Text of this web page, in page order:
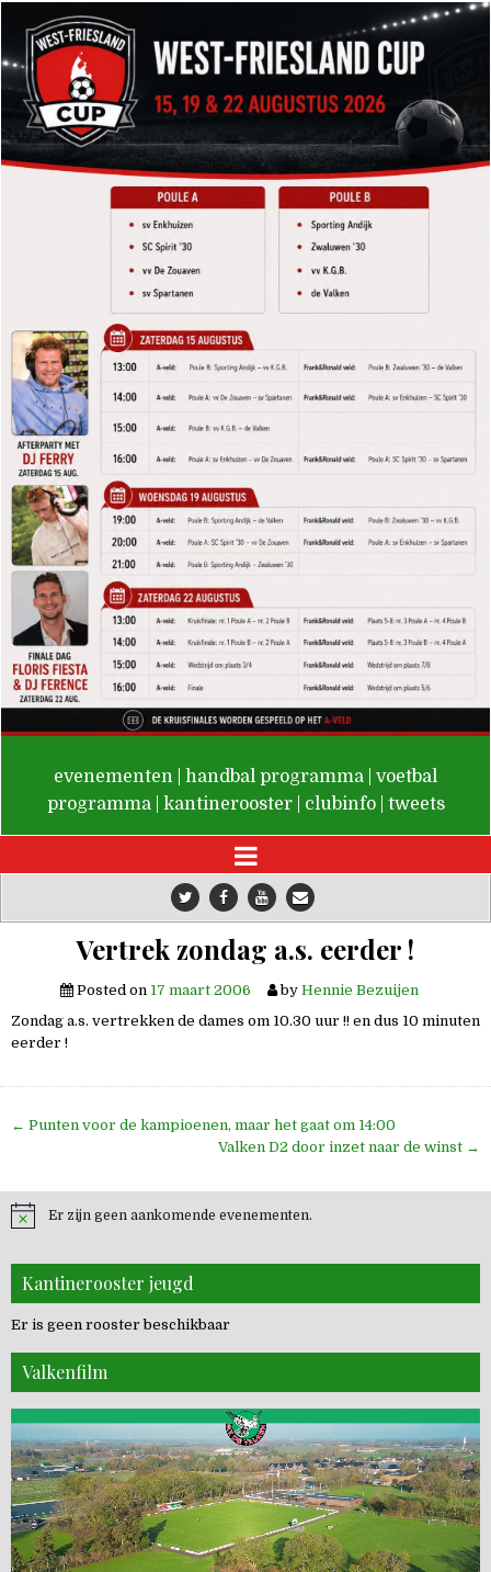
De Valken
evenementen handbal programma
voetbal
programma
kantinerooster clubinfo tweets
Vertrek zondag a.s. eerder !
Posted on 17 maart 2006 by Hennie Bezuijen
Zondag a.s. vertrekken de dames om 10.30 uur !! en dus 10 minuten
eerder !
Bericht
← Punten voor de kampioenen, maar het gaat om 14:00
Valken D2 door inzet naar de winst →
Er zijn geen aankomende evenementen.
Kantinerooster jeugd
Er is geen rooster beschikbaar
Valkenfilm